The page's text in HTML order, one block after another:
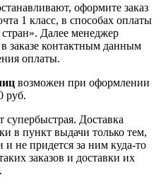
оформите заказ
1 класс, в способах оплаты
Далее менеджер
заказе контактным данным
оплаты.
возможен при оформлении
руб.
супербыстрая. Доставка
в пункт выдачи только тем,
и не придется за ним куда-то
заказов и доставки их